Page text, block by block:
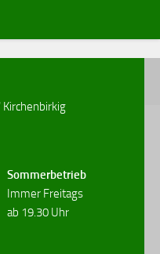
Sommerbetrieb
Immer Freitags
ab 19.30 Uhr